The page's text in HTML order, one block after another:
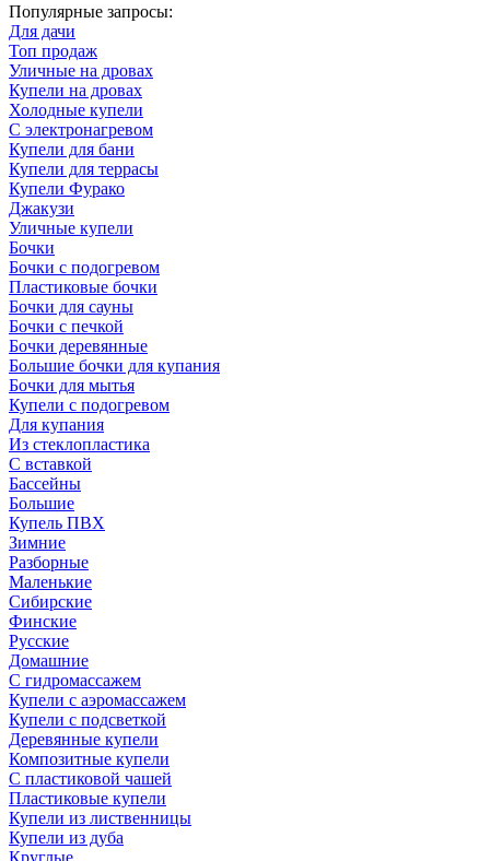
Популярные запросы:
Для дачи
Топ продаж
Уличные на дровах
Купели на дровах
Холодные купели
С электронагревом
Купели для бани
Купели для террасы
Купели Фурако
Джакузи
Уличные купели
Бочки
Бочки с подогревом
Пластиковые бочки
Бочки для сауны
Бочки с печкой
Бочки деревянные
Большие бочки для купания
Бочки для мытья
Купели с подогревом
Для купания
Из стеклопластика
С вставкой
Бассейны
Большие
Купель ПВХ
Зимние
Разборные
Маленькие
Сибирские
Финские
Русские
Домашние
С гидромассажем
Купели с аэромассажем
Купели с подсветкой
Деревянные купели
Композитные купели
С пластиковой чашей
Пластиковые купели
Купели из лиственницы
Купели из дуба
Круглые